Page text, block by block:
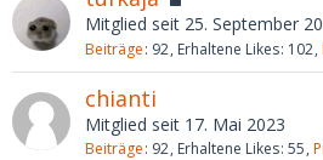
Mitglied seit 25. September
Beiträge 92 Erhaltene Likes 102
chianti
Mitglied seit 17. Mai 2023
Beiträge 92 Erhaltene Likes 55